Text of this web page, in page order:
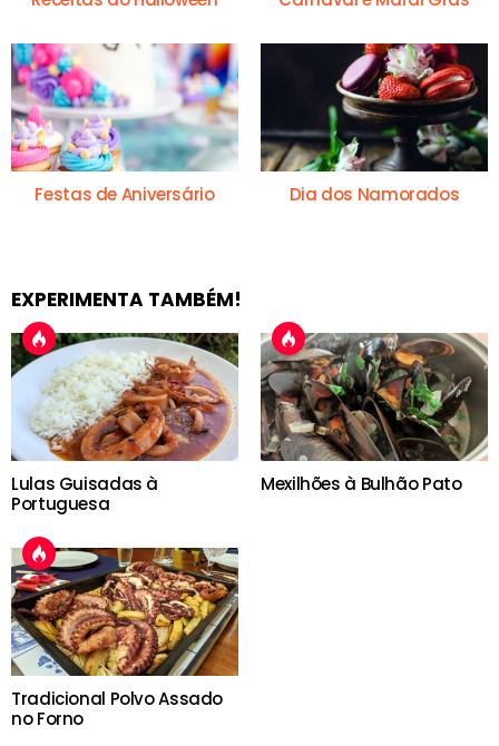
Festas de Aniversário Dia dos Namorados
EXPERIMENTA TAMBÉM!
Lulas Guisadas à
Portuguesa
Mexilhões à Bulhão Pato
Tradicional Polvo Assado
no Forno